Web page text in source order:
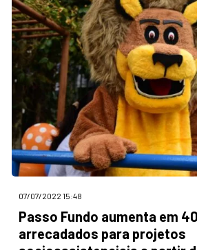
07/07/2022 15:48
Passo Fundo aumenta em
arrecadados para projetos